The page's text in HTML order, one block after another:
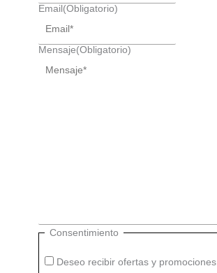
Email(Obligatorio)
Mensaje(Obligatorio)
Consentimiento
Deseo recibir ofertas y promociones.